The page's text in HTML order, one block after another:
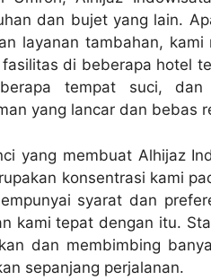
dan bujet yang lain.
layanan tambahan,
di beberapa hotel
tempat suci,
yang lancar dan bebas
yang membuat Alhijaz
konsentrasi kami
syarat dan
kami tepat dengan itu.
dan membimbing
sepanjang perjalanan.